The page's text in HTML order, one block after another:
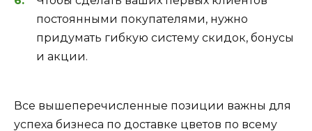
постоянными покупателями, нужно
придумать гибкую систему скидок, бонусы
и акции.
Все вышеперечисленные позиции важны для
успеха бизнеса по доставке цветов по всему